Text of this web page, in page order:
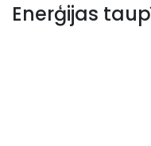
Enerģijas